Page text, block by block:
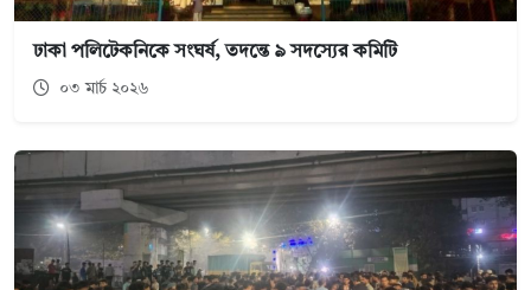
ঢাকা পলিটেকনিকে সংঘর্ষ, তদন্তে ৯ সদস্যের কমিটি
০৩ মার্চ ২০২৬